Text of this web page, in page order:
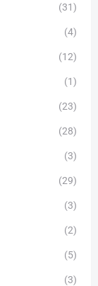
(31)
(4)
(12)
(1)
(23)
(28)
(3)
(29)
(3)
(2)
(5)
(3)